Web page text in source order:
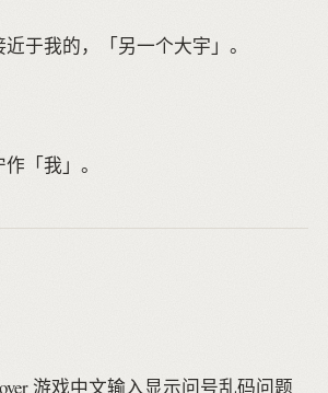
于我的，「另一个大宇」。
「我」。
游戏中文输入显示问号乱码问题